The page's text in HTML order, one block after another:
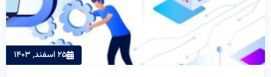
25 اسفند, 1403